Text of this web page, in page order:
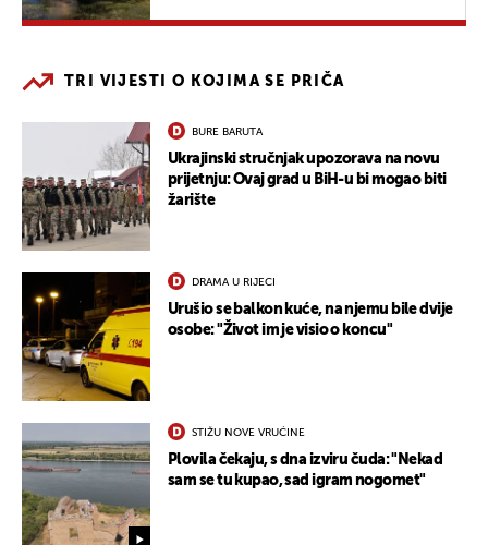
TRI VIJESTI O KOJIMA SE PRIČA
BURE BARUTA
Ukrajinski stručnjak upozorava na novu
prijetnju: Ovaj grad u BiH-u bi mogao biti
žarište
DRAMA U RIJECI
Urušio se balkon kuće, na njemu bile dvije
osobe: "Život im je visio o koncu"
STIŽU NOVE VRUĆINE
Plovila čekaju, s dna izviru čuda: "Nekad
sam se tu kupao, sad igram nogomet"